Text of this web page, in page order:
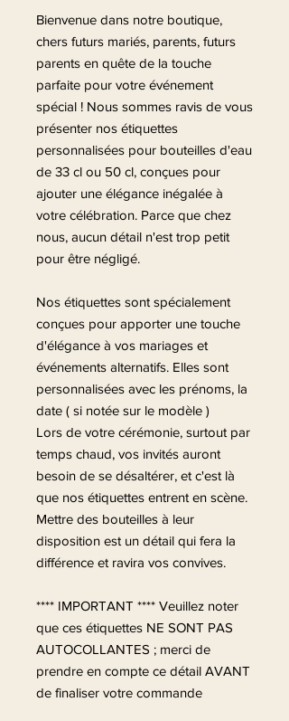
Bienvenue dans notre boutique,
chers futurs mariés, parents, futurs
parents en quête de la touche
parfaite pour votre événement
spécial ! Nous sommes ravis de vous
présenter nos étiquettes
personnalisées pour bouteilles d'eau
de 33 cl ou 50 cl, conçues pour
ajouter une élégance inégalée à
votre célébration. Parce que chez
nous, aucun détail n'est trop petit
pour être négligé.
Nos étiquettes sont spécialement
conçues pour apporter une touche
d'élégance à vos mariages et
événements alternatifs. Elles sont
personnalisées avec les prénoms, la
date ( si notée sur le modèle )
Lors de votre cérémonie, surtout par
temps chaud, vos invités auront
besoin de se désaltérer, et c'est là
que nos étiquettes entrent en scène.
Mettre des bouteilles à leur
disposition est un détail qui fera la
différence et ravira vos convives.
**** IMPORTANT **** Veuillez noter
que ces étiquettes NE SONT PAS
AUTOCOLLANTES ; merci de
prendre en compte ce détail AVANT
de finaliser votre commande